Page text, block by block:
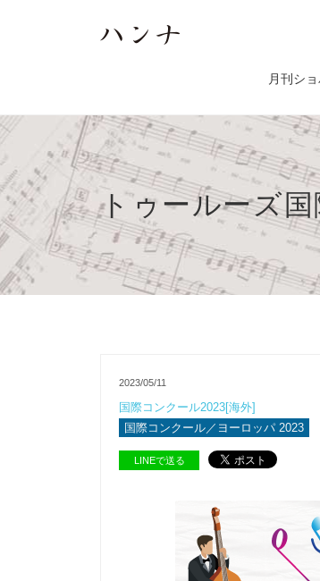
月刊シ
トゥールーズ
2023/05/11
国際コンクール2023[海外]
国際コンクール／ヨーロッパ 2023
LINEで送る